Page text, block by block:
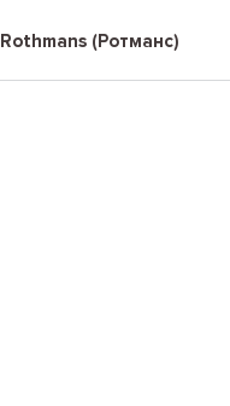
Rothmans (Ротманс)